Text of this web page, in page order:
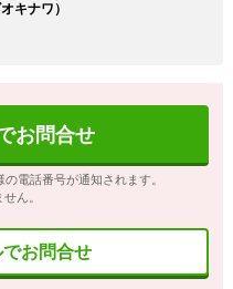
キナワ）
お問合せ
電話番号が通知されます。
ん。
でお問合せ